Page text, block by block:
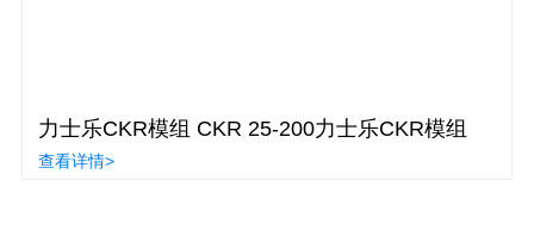
力士乐CKR模组 CKR 25-200力士乐CKR模组
查看详情>